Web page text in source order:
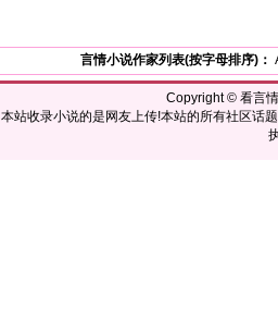
言情小说作家列表(按字母排序)：
Copyright © 看言
本站收录小说的是网友上传!本站的所有社区话